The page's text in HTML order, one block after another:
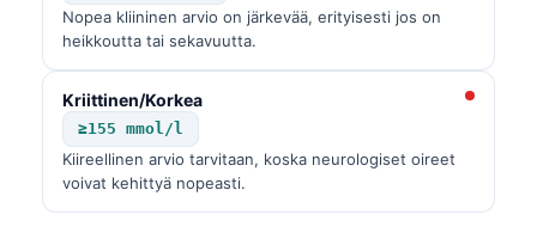
Nopea kliininen arvio on järkevää, erityisesti jos on
heikkoutta tai sekavuutta.
Kriittinen/Korkea
≥155 mmol/l
Kiireellinen arvio tarvitaan, koska neurologiset oireet
voivat kehittyä nopeasti.